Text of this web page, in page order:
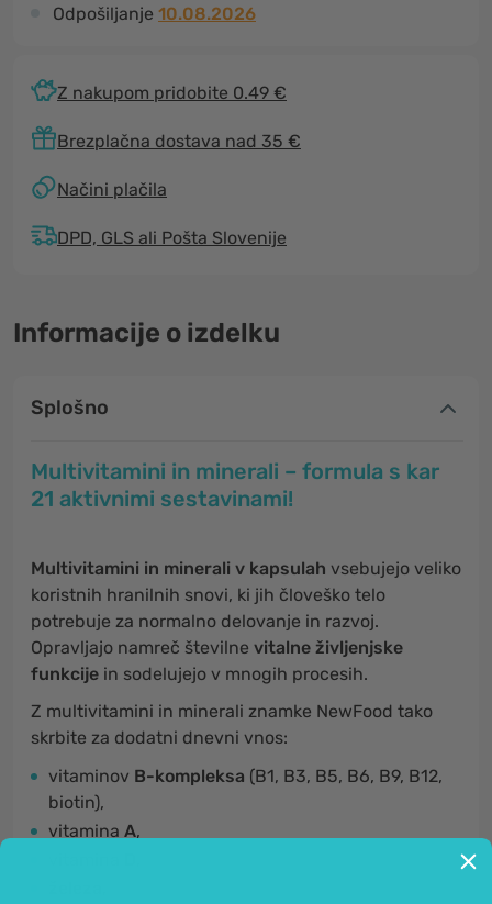
Odpošiljanje 10.08.2026
Z nakupom pridobite 0.49 €
Brezplačna dostava nad 35 €
Načini plačila
DPD, GLS ali Pošta Slovenije
Informacije o izdelku
Splošno
Multivitamini in minerali – formula s kar
21 aktivnimi sestavinami!
Multivitamini in minerali v kapsulah vsebujejo veliko
koristnih hranilnih snovi, ki jih človeško telo
potrebuje za normalno delovanje in razvoj.
Opravljajo namreč številne vitalne življenjske
funkcije in sodelujejo v mnogih procesih.
Z multivitamini in minerali znamke NewFood tako
skrbite za dodatni dnevni vnos:
vitaminov B-kompleksa (B1, B3, B5, B6, B9, B12,
biotin),
vitamina A,